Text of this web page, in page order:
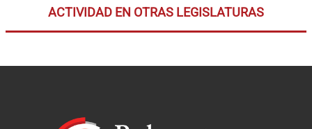
ACTIVIDAD EN OTRAS LEGISLATURAS